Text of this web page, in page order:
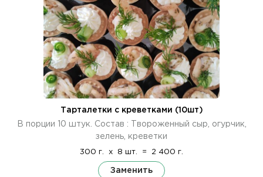
Тарталетки с креветками (10шт)
В порции 10 штук. Состав : Твороженный сыр, огурчик,
зелень, креветки
300 г. x 8 шт. = 2 400 г.
Заменить